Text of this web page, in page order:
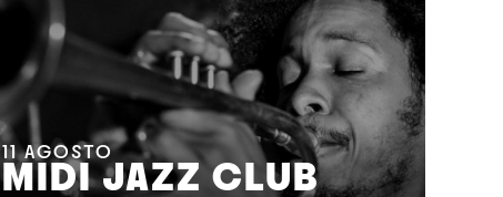
11 AGOSTO
MIDI JAZZ CLUB